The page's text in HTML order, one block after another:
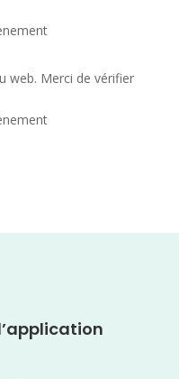
web. Merci de vérifier